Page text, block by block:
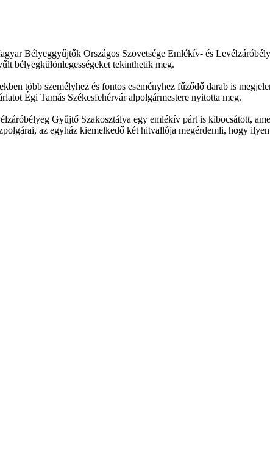
Bélyeggyűjtők Országos Szövetsége Emlékív- és
bélyegkülönlegességeket tekinthetik meg.
több személyhez és fontos eseményhez fűződő darab is
Égi Tamás Székesfehérvár alpolgármestere nyitotta meg.
Gyűjtő Szakosztálya egy emlékív párt is kibocsátott,
az egyház kiemelkedő két hitvallója megérdemli, hogy